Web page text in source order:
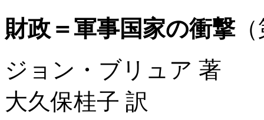
財政＝軍事国家の衝撃（
ジョン・ブリュア 著
大久保桂子 訳